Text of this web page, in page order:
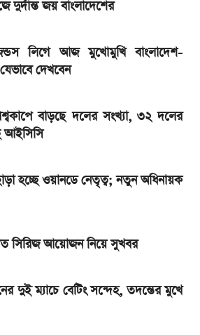
১২০Hz কার্ভড ডিসপ্লেতে ভিভো S2
০৭ আগস্ট ২০২৬
যেভাবে বকেয়া বেতন পাবেন
না যেসব এলাকায়, আগেই জেনে নিন
দুর্দান্ত জয় বাংলাদেশের
লিগে আজ মুখোমুখি বাংলাদেশ-
দেখবেন
বাড়ছে দলের সংখ্যা, ৩২ দলের
আইসিসি
হচ্ছে ওয়ানডে নেতৃত্ব; নতুন অধিনায়ক
সিরিজ আয়োজন নিয়ে সুখবর
দুই ম্যাচে বেটিং সন্দেহ, তদন্তের মুখে